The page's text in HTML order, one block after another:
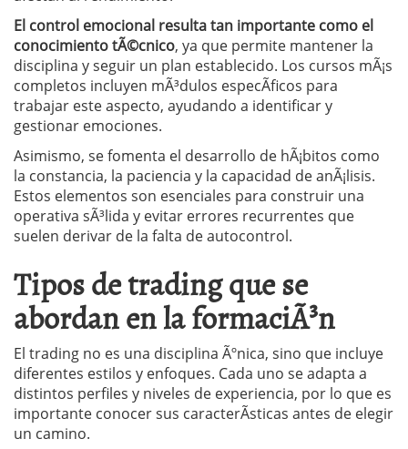
El control emocional resulta tan importante como el
conocimiento tÃ©cnico, ya que permite mantener la
disciplina y seguir un plan establecido. Los cursos mÃ¡s
completos incluyen mÃ³dulos especÃ­ficos para
trabajar este aspecto, ayudando a identificar y
gestionar emociones.
Asimismo, se fomenta el desarrollo de hÃ¡bitos como
la constancia, la paciencia y la capacidad de anÃ¡lisis.
Estos elementos son esenciales para construir una
operativa sÃ³lida y evitar errores recurrentes que
suelen derivar de la falta de autocontrol.
Tipos de trading que se
abordan en la formaciÃ³n
El trading no es una disciplina Ãºnica, sino que incluye
diferentes estilos y enfoques. Cada uno se adapta a
distintos perfiles y niveles de experiencia, por lo que es
importante conocer sus caracterÃ­sticas antes de elegir
un camino.